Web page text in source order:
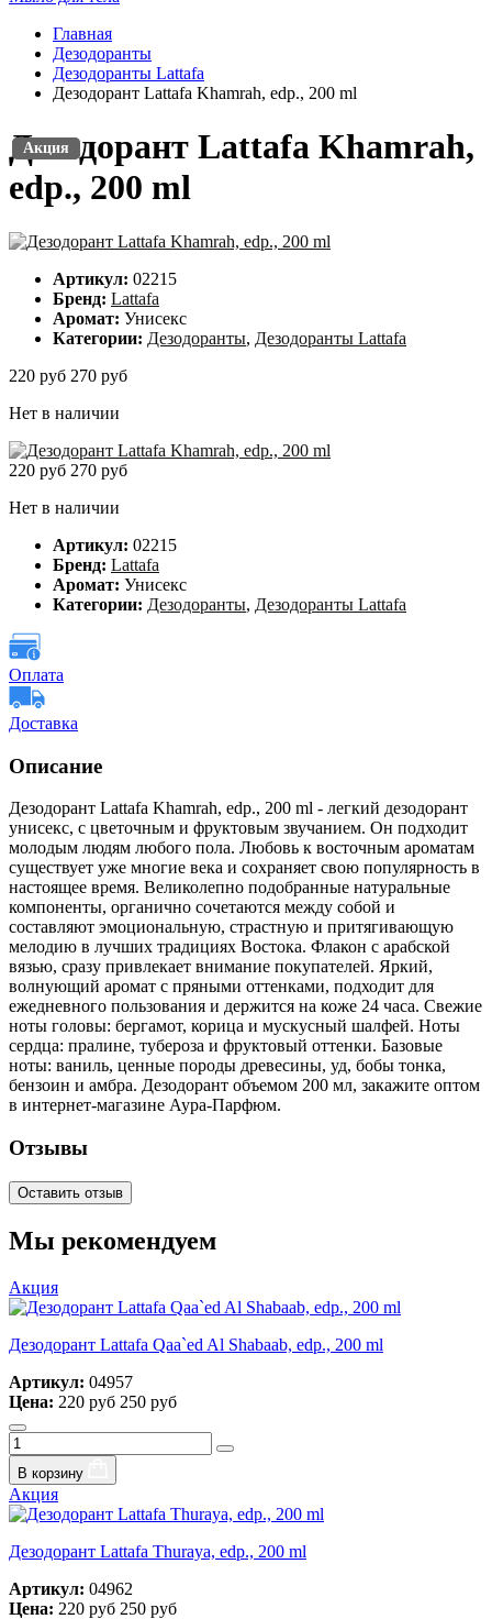
Главная
Дезодоранты
Дезодоранты Lattafa
Дезодорант Lattafa Khamrah, edp., 200 ml
Дезодорант Lattafa Khamrah,
edp., 200 ml
Акция
Артикул: 02215
Бренд: Lattafa
Аромат: Унисекс
Категории: Дезодоранты, Дезодоранты Lattafa
220 руб 270 руб
Нет в наличии
Акция
220 руб 270 руб
Нет в наличии
Артикул: 02215
Бренд: Lattafa
Аромат: Унисекс
Категории: Дезодоранты, Дезодоранты Lattafa
Оплата
Доставка
Описание
Дезодорант Lattafa Khamrah, edp., 200 ml - легкий дезодорант
унисекс, с цветочным и фруктовым звучанием. Он подходит
молодым людям любого пола. Любовь к восточным ароматам
существует уже многие века и сохраняет свою популярность в
настоящее время. Великолепно подобранные натуральные
компоненты, органично сочетаются между собой и
составляют эмоциональную, страстную и притягивающую
мелодию в лучших традициях Востока. Флакон с арабской
вязью, сразу привлекает внимание покупателей. Яркий,
волнующий аромат с пряными оттенками, подходит для
ежедневного пользования и держится на коже 24 часа. Свежие
ноты головы: бергамот, корица и мускусный шалфей. Ноты
сердца: пралине, тубероза и фруктовый оттенки. Базовые
ноты: ваниль, ценные породы древесины, уд, бобы тонка,
бензоин и амбра. Дезодорант объемом 200 мл, закажите оптом
в интернет-магазине Аура-Парфюм.
Отзывы
Оставить отзыв
Мы рекомендуем
Акция
Дезодорант Lattafa Qaa`ed Al Shabaab, edp., 200 ml
Артикул: 04957
Цена: 220 руб 250 руб
В корзину
Акция
Дезодорант Lattafa Thuraya, edp., 200 ml
Артикул: 04962
Цена: 220 руб 250 руб